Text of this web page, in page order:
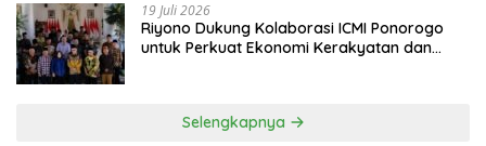
19 Juli 2026
Riyono Dukung Kolaborasi ICMI Ponorogo
untuk Perkuat Ekonomi Kerakyatan dan
Selengkapnya